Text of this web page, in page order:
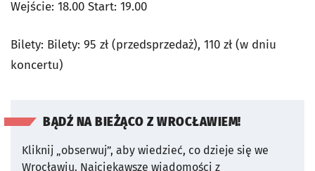
Wejście: 18.00 Start: 19.00
Bilety: Bilety: 95 zł (przedsprzedaż), 110 zł (w dniu
koncertu)
BĄDŹ NA BIEŻĄCO Z WROCŁAWIEM!
Kliknij „obserwuj”, aby wiedzieć, co dzieje się we
Wrocławiu. Najciekawsze wiadomości z